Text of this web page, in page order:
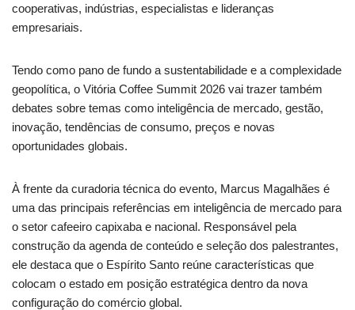
cooperativas, indústrias, especialistas e lideranças
empresariais.
Tendo como pano de fundo a sustentabilidade e a complexidade
geopolítica, o Vitória Coffee Summit 2026 vai trazer também
debates sobre temas como inteligência de mercado, gestão,
inovação, tendências de consumo, preços e novas
oportunidades globais.
À frente da curadoria técnica do evento, Marcus Magalhães é
uma das principais referências em inteligência de mercado para
o setor cafeeiro capixaba e nacional. Responsável pela
construção da agenda de conteúdo e seleção dos palestrantes,
ele destaca que o Espírito Santo reúne características que
colocam o estado em posição estratégica dentro da nova
configuração do comércio global.